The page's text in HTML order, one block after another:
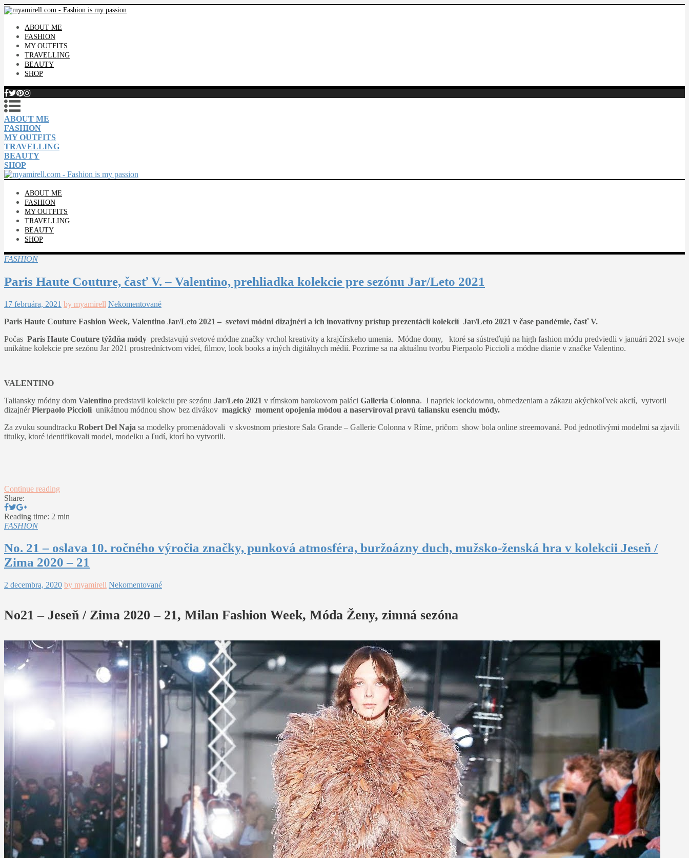
ABOUT ME
FASHION
MY OUTFITS
TRAVELLING
BEAUTY
SHOP
ABOUT ME
FASHION
MY OUTFITS
TRAVELLING
BEAUTY
SHOP
ABOUT ME
FASHION
MY OUTFITS
TRAVELLING
BEAUTY
SHOP
FASHION
Paris Haute Couture, časť V. – Valentino, prehliadka kolekcie pre sezónu Jar/Leto 2021
17 februára, 2021 by myamirell Nekomentované
Paris Haute Couture Fashion Week, Valentino Jar/Leto 2021 – svetoví módni dizajnéri a ich inovatívny prístup prezentácií kolekcií Jar/Leto 2021 v čase pandémie, časť V.
Počas Paris Haute Couture týždňa módy predstavujú svetové módne značky vrchol kreativity a krajčírskeho umenia. Módne domy, ktoré sa sústreďujú na high fashion módu predviedli v januári 2021 svoje
unikátne kolekcie pre sezónu Jar 2021 prostredníctvom videí, filmov, look books a iných digitálnych médií. Pozrime sa na aktuálnu tvorbu Pierpaolo Piccioli a módne dianie v značke Valentino.
VALENTINO
Taliansky módny dom Valentino predstavil kolekciu pre sezónu Jar/Leto 2021 v rímskom barokovom paláci Galleria Colonna. I napriek lockdownu, obmedzeniam a zákazu akýchkoľvek akcií, vytvoril
dizajnérPierpaolo Piccioli unikátnou módnou show bez divákov magický moment opojenia módou a naservíroval pravú taliansku esenciu módy.
Za zvuku soundtracku Robert Del Naja sa modelky promenádovali v skvostnom priestore Sala Grande – Gallerie Colonna v Ríme, pričom show bola online streemovaná. Pod jednotlivými modelmi sa zjavili
titulky, ktoré identifikovali model, modelku a ľudí, ktorí ho vytvorili.
Continue reading
Share:
Reading time: 2 min
FASHION
No. 21 – oslava 10. ročného výročia značky, punková atmosféra, buržoázny duch, mužsko-ženská hra v kolekcii Jeseň /
Zima 2020 – 21
2 decembra, 2020 by myamirell Nekomentované
No21 – Jeseň / Zima 2020 – 21, Milan Fashion Week, Móda Ženy, zimná sezóna